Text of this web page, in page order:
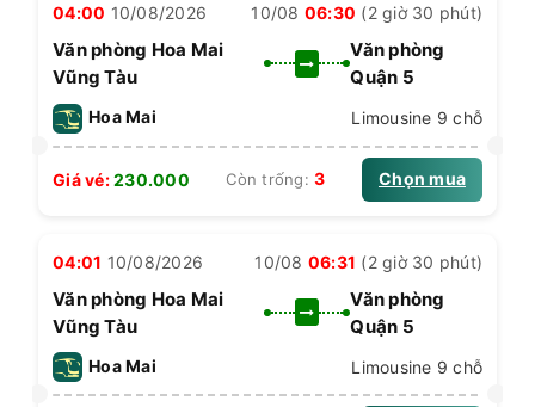
04:00 10/08/2026 10/08 06:30 (2 giờ 30 phút)
Văn phòng Hoa Mai
Vũng Tàu
Văn phòng
Quận 5
Hoa Mai Limousine 9 chỗ
Giá vé:230.000 Còn trống:3 Chọn mua
04:01 10/08/2026 10/08 06:31 (2 giờ 30 phút)
Văn phòng Hoa Mai
Vũng Tàu
Văn phòng
Quận 5
Hoa Mai Limousine 9 chỗ